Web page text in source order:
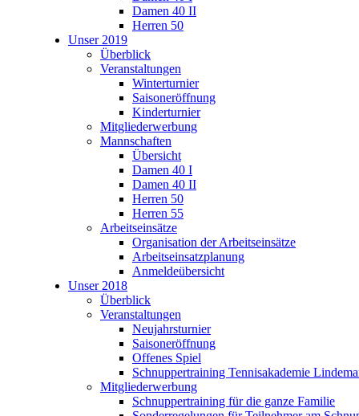
Damen 40 II
Herren 50
Unser 2019
Überblick
Veranstaltungen
Winterturnier
Saisoneröffnung
Kinderturnier
Mitgliederwerbung
Mannschaften
Übersicht
Damen 40 I
Damen 40 II
Herren 50
Herren 55
Arbeitseinsätze
Organisation der Arbeitseinsätze
Arbeitseinsatzplanung
Anmeldeübersicht
Unser 2018
Überblick
Veranstaltungen
Neujahrsturnier
Saisoneröffnung
Offenes Spiel
Schnuppertraining Tennisakademie
Mitgliederwerbung
Schnuppertraining für die ganze Familie